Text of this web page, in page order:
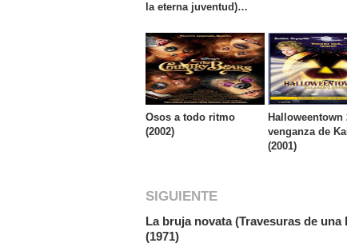
la eterna juventud)
Osos a todo ritmo
(2002)
Halloweentown
venganza de
(2001)
SIGUIENTE
La bruja novata (Travesuras de una
(1971)